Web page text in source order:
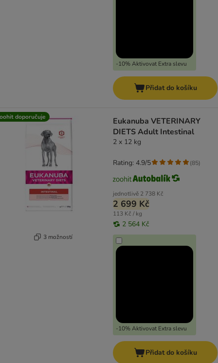
-10% Aktivovat Extra slevu
Přidat do košíku
doporučuje
3 možností
Eukanuba VETERINARY
DIETS Adult Intestinal
2 x 12 kg
jednotlivě 2 738 Kč
2 699 Kč
113 Kč / kg
2 564 Kč
-10% Aktivovat Extra slevu
Rating: 4.9/5 (85)
Přidat do košíku